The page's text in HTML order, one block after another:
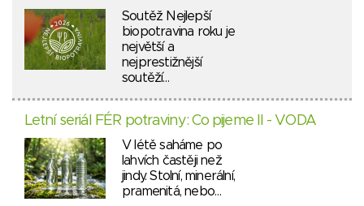
Soutěž Nejlepší
biopotravina roku je
největší a
nejprestižnější
soutěží…
Letní seriál FÉR potraviny: Co pijeme II - VODA
V létě saháme po
lahvích častěji než
jindy. Stolní, minerální,
pramenitá, nebo…